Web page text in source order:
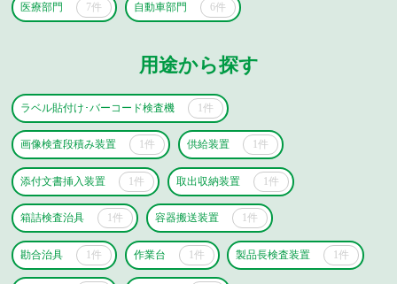
医療部門 7件 自動車部門 6件
用途から探す
ラベル貼付け･バーコード検査機 1件
画像検査段積み装置 1件 供給装置 1件
添付文書挿入装置 1件 取出収納装置 1件
箱詰検査治具 1件 容器搬送装置 1件
勘合治具 1件 作業台 1件 製品長検査装置 1件